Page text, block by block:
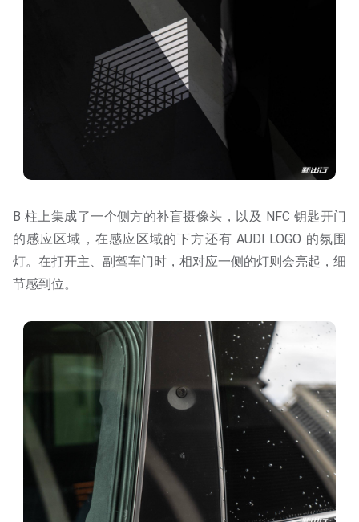
B 柱上集成了一个侧方的补盲摄像头，以及 NFC 钥匙开门
的感应区域，在感应区域的下方还有 AUDI LOGO 的氛围
灯。在打开主、副驾车门时，相对应一侧的灯则会亮起，细
节感到位。